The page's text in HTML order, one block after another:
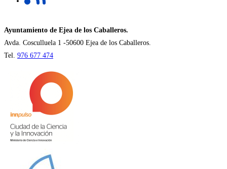
en
nueva
pestaña
Ayuntamiento de Ejea de los Caballeros.
Avda. Cosculluela 1 -50600 Ejea de los Caballeros.
Tel. 976 677 474